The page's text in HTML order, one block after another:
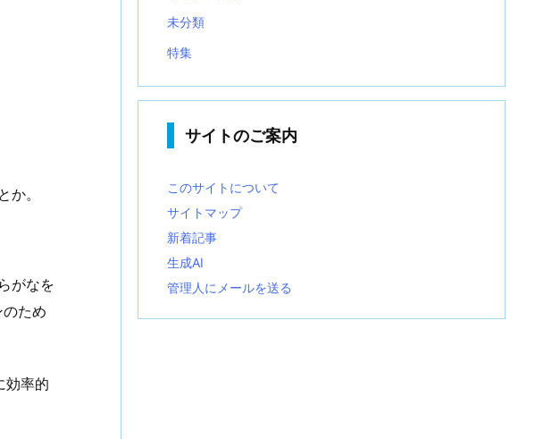
。
がなを
ため
効率的
未分類
特集
サイトのご案内
このサイトについて
サイトマップ
新着記事
生成AI
管理人にメールを送る